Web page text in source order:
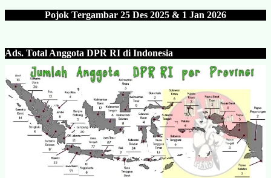
Pojok Tergambar 25 Des 2025 & 1 Jan 2026
Ads. Total Anggota DPR RI di Indonesia